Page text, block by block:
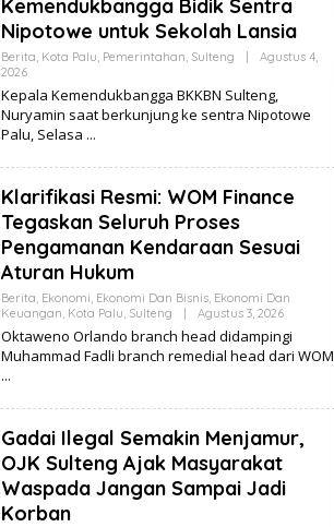
Kemendukbangga Bidik Sentra
Nipotowe untuk Sekolah Lansia
Berita, Kota Palu, Pemerintahan, Sulteng
Agustus 4,
2026O
E
H
K
K
Kepala Kemendukbangga BKKBN Sulteng,
Nuryamin saat berkunjung ke sentra Nipotowe
Palu, Selasa
Klarifikasi Resmi: WOM Finance
Tegaskan Seluruh Proses
Pengamanan Kendaraan Sesuai
Aturan Hukum
Berita, Ekonomi, Ekonomi Dan Bisnis, Ekonomi Dan
Keuangan, Kota Palu, Sulteng Agustus 3, 2026O
E
H
K
Oktaweno Orlando branch head didampingi
Muhammad Fadli branch remedial head dari WOM
Gadai Ilegal Semakin Menjamur,
OJK Sulteng Ajak Masyarakat
Waspada Jangan Sampai Jadi
Korban